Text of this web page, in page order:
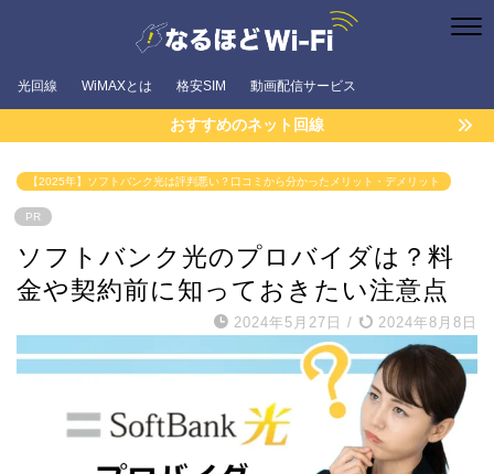
光回線 WiMAXとは 格安SIM 動画配信サービス
おすすめのネット回線
【2025年】ソフトバンク光は評判悪い？口コミから分かったメリット・デメリット
PR
ソフトバンク光のプロバイダは？料
金や契約前に知っておきたい注意点
2024年5月27日 / 2024年8月8日